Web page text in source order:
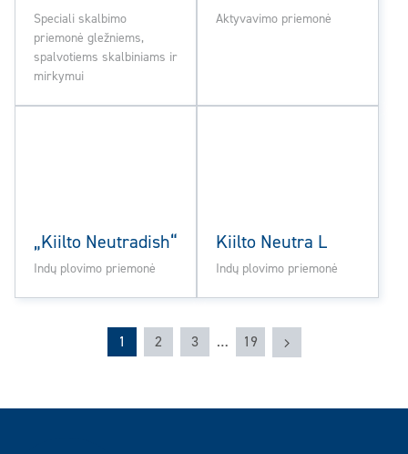
Speciali skalbimo
priemonė gležniems,
spalvotiems skalbiniams ir
mirkymui
Aktyvavimo priemonė
„Kiilto Neutradish“
Indų plovimo priemonė
Kiilto Neutra L
Indų plovimo priemonė
1 2 3 … 19